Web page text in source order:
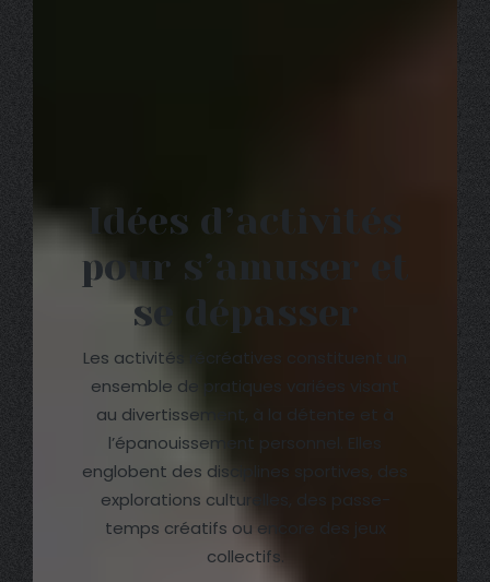
Idées d’activités
pour s’amuser et
se dépasser
Les activités récréatives constituent un
ensemble de pratiques variées visant
au divertissement, à la détente et à
l’épanouissement personnel. Elles
englobent des disciplines sportives, des
explorations culturelles, des passe-
temps créatifs ou encore des jeux
collectifs.